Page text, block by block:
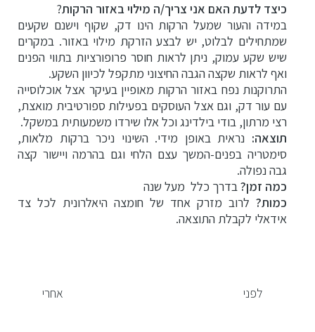
כיצד לדעת האם אני צריך/ה מילוי באזור הרקות?
במידה והעור שמעל הרקות הינו דק, שקוף וישנם שקעים
שמתחילים לבלוט, יש לבצע הזרקת מילוי באזור. במקרים
שיש שקע עמוק, ניתן לראות חוסר פרופורציות בתווי הפנים
ואף לראות שקצה הגבה החיצוני מתקפל לכיוון השקע.
התרוקנות נפח באזור הרקות מאופיין בעיקר אצל אוכלוסייה
עם עור דק, וגם אצל העוסקים בפעילות ספורטיבית מואצת,
רצי מרתון, בודי בילדינג וכל אלו שירדו משמעותית במשקל.
תוצאה: נראית באופן מידי. השינוי ניכר ברקות מלאות,
סימטריה בפנים-המשך עצם הלחי וגם בהרמה ויישור קצה
גבה נפולה.
כמה זמן?בדרך כלל מעל שנה
כמות? לרוב מזרק אחד של חומצה היאלרונית לכל צד
אידאלי לקבלת התוצאה.
לפני אחרי